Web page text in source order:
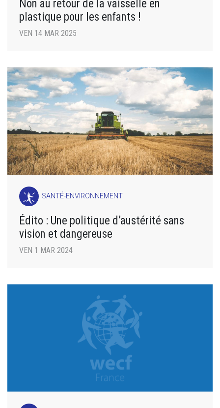
Non au retour de la vaisselle en
plastique pour les enfants !
VEN 14 MAR 2025
SANTÉ-ENVIRONNEMENT
Édito : Une politique d’austérité sans
vision et dangereuse
VEN 1 MAR 2024